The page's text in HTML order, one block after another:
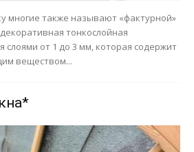
многие также называют «фактурной»
тонкослойная
слоями от 1 до 3 мм, которая содержит
веществом...